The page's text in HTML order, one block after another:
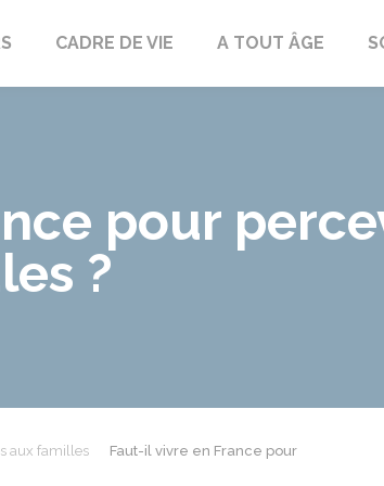
CADRE DE VIE A TOUT ÂGE
pour
?
aux familles
Faut-il vivre en France pour